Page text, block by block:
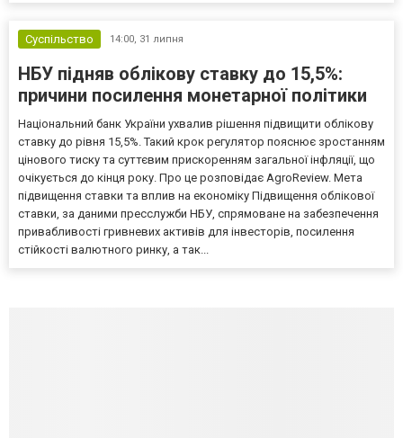
Суспільство 14:00, 31 липня
НБУ підняв облікову ставку до 15,5%:
причини посилення монетарної політики
Національний банк України ухвалив рішення підвищити облікову
ставку до рівня 15,5%. Такий крок регулятор пояснює зростанням
цінового тиску та суттєвим прискоренням загальної інфляції, що
очікується до кінця року. Про це розповідає AgroReview. Мета
підвищення ставки та вплив на економіку Підвищення облікової
ставки, за даними пресслужби НБУ, спрямоване на забезпечення
привабливості гривневих активів для інвесторів, посилення
стійкості валютного ринку, а так...